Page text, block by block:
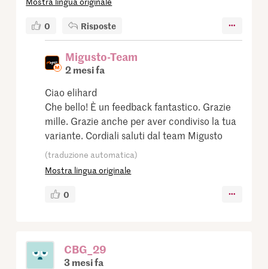
0 Risposte
Migusto-Team
2 mesi fa
Ciao elihard
Che bello! È un feedback fantastico. Grazie
mille. Grazie anche per aver condiviso la tua
variante. Cordiali saluti dal team Migusto
(traduzione automatica)
Mostra lingua originale
0
CBG_29
3 mesi fa